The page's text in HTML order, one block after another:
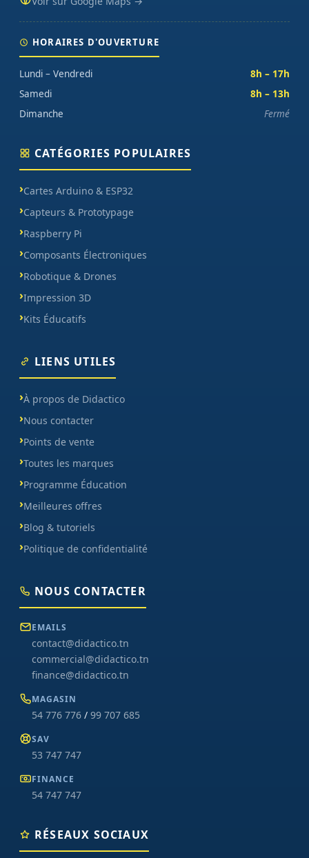
HORAIRES D'OUVERTURE
Lundi – Vendredi
8h – 17h
Samedi
8h – 13h
Dimanche
Fermé
CATÉGORIES POPULAIRES
Cartes Arduino & ESP32
Capteurs & Prototypage
Raspberry Pi
Composants Électroniques
Robotique & Drones
Impression 3D
Kits Éducatifs
LIENS UTILES
À propos de Didactico
Nous contacter
Points de vente
Toutes les marques
Programme Éducation
Meilleures offres
Blog & tutoriels
Politique de confidentialité
NOUS CONTACTER
EMAILS
contact@didactico.tn
commercial@didactico.tn
finance@didactico.tn
MAGASIN
54 776 776 / 99 707 685
SAV
53 747 747
FINANCE
54 747 747
RÉSEAUX SOCIAUX